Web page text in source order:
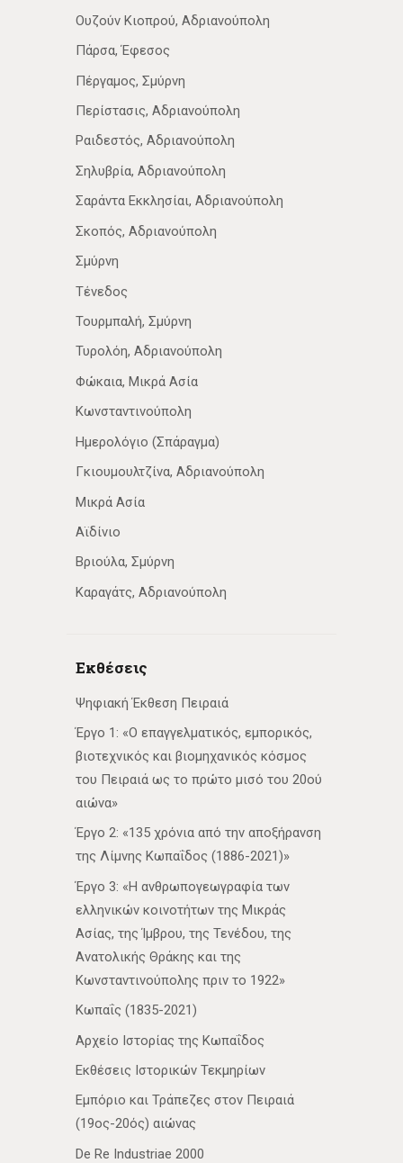
Ουζούν Κιοπρού, Αδριανούπολη
Πάρσα, Έφεσος
Πέργαμος, Σμύρνη
Περίστασις, Αδριανούπολη
Ραιδεστός, Αδριανούπολη
Σηλυβρία, Αδριανούπολη
Σαράντα Εκκλησίαι, Αδριανούπολη
Σκοπός, Αδριανούπολη
Σμύρνη
Τένεδος
Τουρμπαλή, Σμύρνη
Τυρολόη, Αδριανούπολη
Φώκαια, Μικρά Ασία
Κωνσταντινούπολη
Ημερολόγιο (Σπάραγμα)
Γκιουμουλτζίνα, Αδριανούπολη
Μικρά Ασία
Αϊδίνιο
Βριούλα, Σμύρνη
Καραγάτς, Αδριανούπολη
Εκθέσεις
Ψηφιακή Έκθεση Πειραιά
Έργο 1: «Ο επαγγελματικός, εμπορικός,
βιοτεχνικός και βιομηχανικός κόσμος
του Πειραιά ως το πρώτο μισό του 20ού
αιώνα»
Έργο 2: «135 χρόνια από την αποξήρανση
της Λίμνης Κωπαΐδος (1886-2021)»
Έργο 3: «Η ανθρωπογεωγραφία των
ελληνικών κοινοτήτων της Μικράς
Ασίας, της Ίμβρου, της Τενέδου, της
Ανατολικής Θράκης και της
Κωνσταντινούπολης πριν το 1922»
Κωπαΐς (1835-2021)
Αρχείο Ιστορίας της Κωπαΐδος
Εκθέσεις Ιστορικών Τεκμηρίων
Εμπόριο και Τράπεζες στον Πειραιά
(19ος-20ός) αιώνας
De Re Industriae 2000